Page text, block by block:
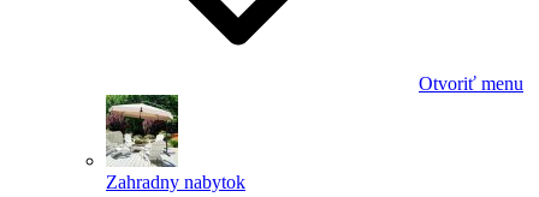
Otvoriť menu
Zahradny nabytok